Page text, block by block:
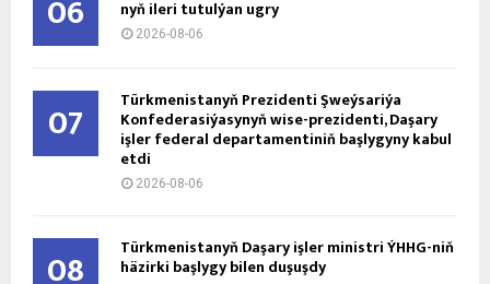
06 nyň ile­ri tu­tul­ýan ug­ry
2026-08-06
07 Türkmenistanyň Prezidenti Şweýsariýa
Konfederasiýasynyň wise-prezidenti, Daşary
işler federal departamentiniň başlygyny kabul
etdi
2026-08-06
08 Türkmenistanyň Daşary işler ministri ÝHHG-niň
häzirki başlygy bilen duşuşdy